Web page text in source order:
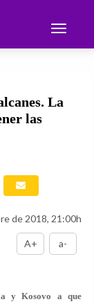
Toggle
La
las
de 2018, 21:00h
A+ a-
y Kosovo a que